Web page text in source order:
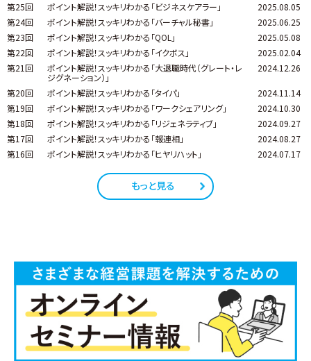
第25回
ポイント解説！スッキリわかる「ビジネスケアラー」
2025.08.05
第24回
ポイント解説！スッキリわかる「バーチャル秘書」
2025.06.25
第23回
ポイント解説！スッキリわかる「QOL」
2025.05.08
第22回
ポイント解説！スッキリわかる「イクボス」
2025.02.04
第21回
ポイント解説！スッキリわかる「大退職時代（グレート・レ
ジグネーション）」
2024.12.26
第20回 ポイント解説！スッキリわかる「タイパ」
2024.11.14
第19回
ポイント解説！スッキリわかる「ワークシェアリング」
2024.10.30
第18回
ポイント解説！スッキリわかる「リジェネラティブ」
2024.09.27
第17回
ポイント解説！スッキリわかる「報連相」
2024.08.27
第16回
ポイント解説！スッキリわかる「ヒヤリハット」 2024.07.17
もっと見る